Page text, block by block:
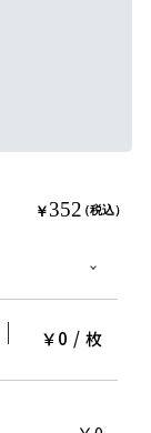
￥ 352（税込）
￥0 /枚